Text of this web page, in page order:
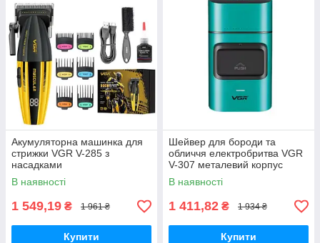
Акумуляторна машинка для
стрижки VGR V-285 з
насадками
В наявності
1 549,19 ₴ 1 961 ₴
Купити
Шейвер для бороди та
обличчя електробритва VGR
V-307 металевий корпус
В наявності
1 411,82 ₴ 1 934 ₴
Купити